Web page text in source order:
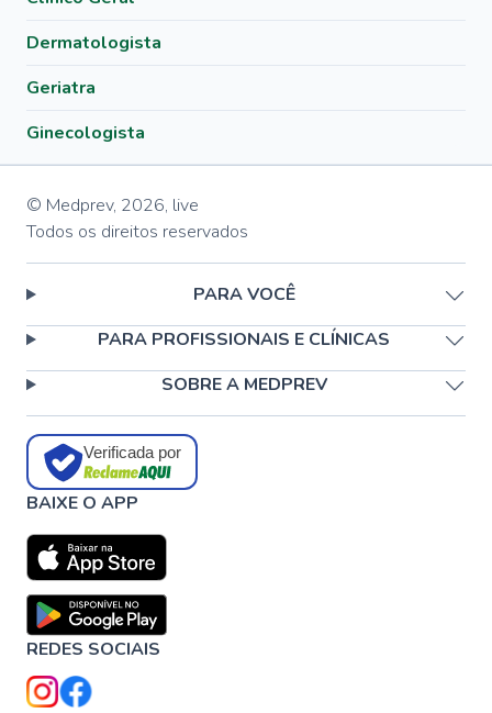
Dermatologista
Geriatra
Ginecologista
© Medprev, 2026, live
Todos os direitos reservados
PARA VOCÊ
PARA PROFISSIONAIS E CLÍNICAS
SOBRE A MEDPREV
Verificada por
BAIXE O APP
REDES SOCIAIS